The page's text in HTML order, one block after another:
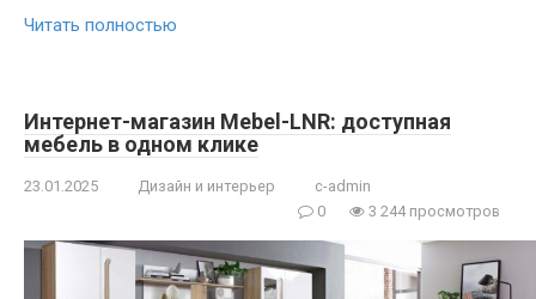
Читать полностью
Интернет-магазин Mebel-LNR: доступная
мебель в одном клике
23.01.2025 Дизайн и интерьер
c-admin
0
3 244 просмотров